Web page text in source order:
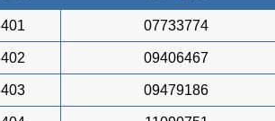
401 07733774
402 09406467
403 09479186